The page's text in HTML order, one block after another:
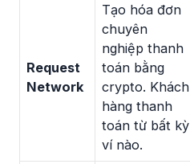
Request
Network
Tạo hóa đơn
chuyên
nghiệp thanh
toán bằng
crypto. Khách
hàng thanh
toán từ bất kỳ
ví nào.